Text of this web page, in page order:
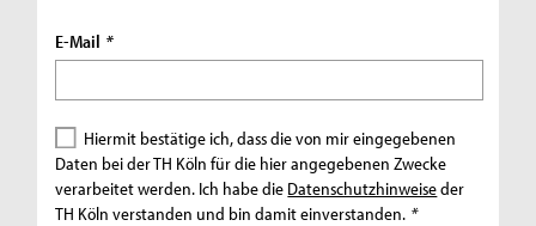
E-Mail *
Hiermit bestätige ich, dass die von mir eingegebenen
Daten bei der TH Köln für die hier angegebenen Zwecke
verarbeitet werden. Ich habe die Datenschutzhinweiseder
TH Köln verstanden und bin damit einverstanden. *